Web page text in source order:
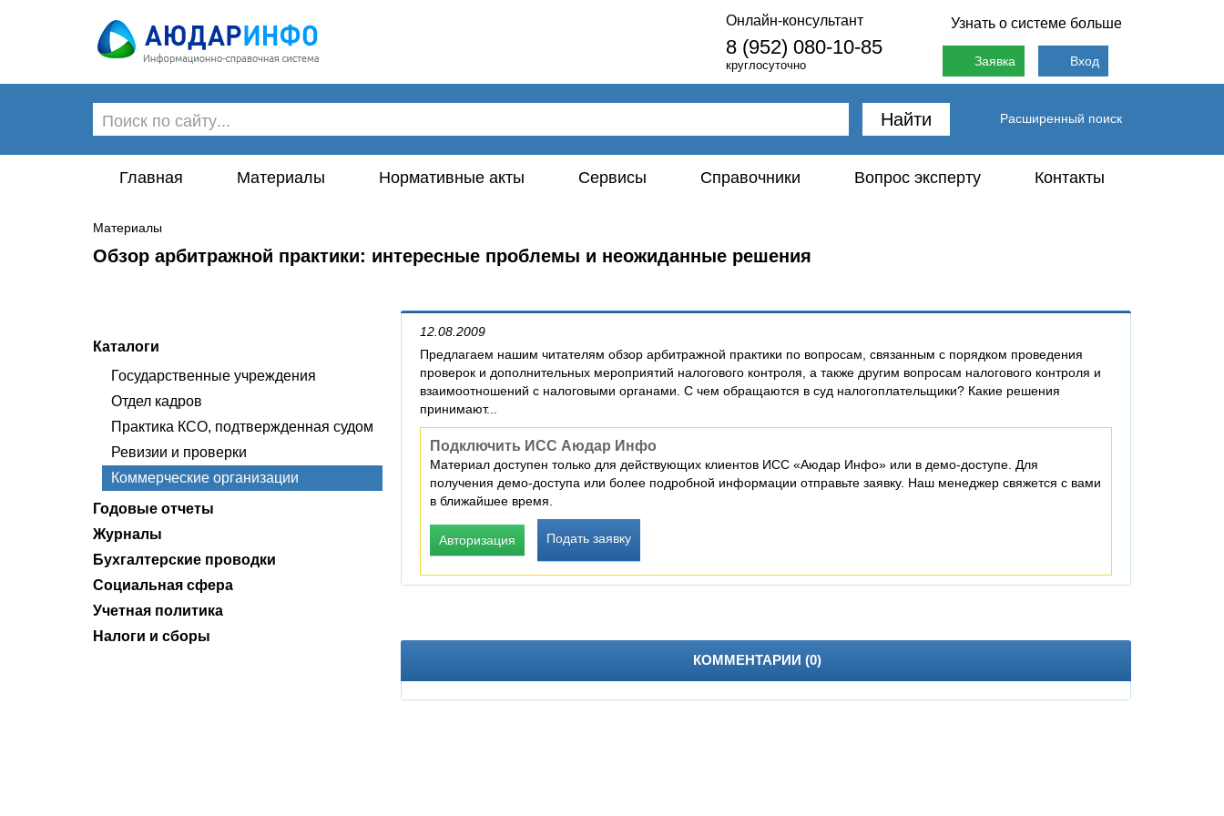
Онлайн-консультант
8 (952) 080-10-85
круглосуточно
Узнать о системе больше
Заявка Вход
Найти Расширенный поиск
Главная Материалы Нормативные акты Сервисы Справочники Вопрос эксперту Контакты
Материалы
Обзор арбитражной практики: интересные проблемы и неожиданные решения
Каталоги
Государственные учреждения
Отдел кадров
Практика КСО, подтвержденная судом
Ревизии и проверки
Коммерческие организации
Годовые отчеты
Журналы
Бухгалтерские проводки
Социальная сфера
Учетная политика
Налоги и сборы
12.08.2009
Предлагаем нашим читателям обзор арбитражной практики по вопросам, связанным с порядком проведения
проверок и дополнительных мероприятий налогового контроля, а также другим вопросам налогового контроля и
взаимоотношений с налоговыми органами. С чем обращаются в суд налогоплательщики? Какие решения
принимают...
Подключить ИСС Аюдар Инфо
Материал доступен только для действующих клиентов ИСС «Аюдар Инфо» или в демо-доступе. Для
получения демо-доступа или более подробной информации отправьте заявку. Наш менеджер свяжется с вами
в ближайшее время.
Авторизация Подать заявку
КОММЕНТАРИИ (0)